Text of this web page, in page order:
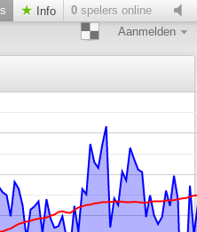
Info 0 spelers online
Aanmelden